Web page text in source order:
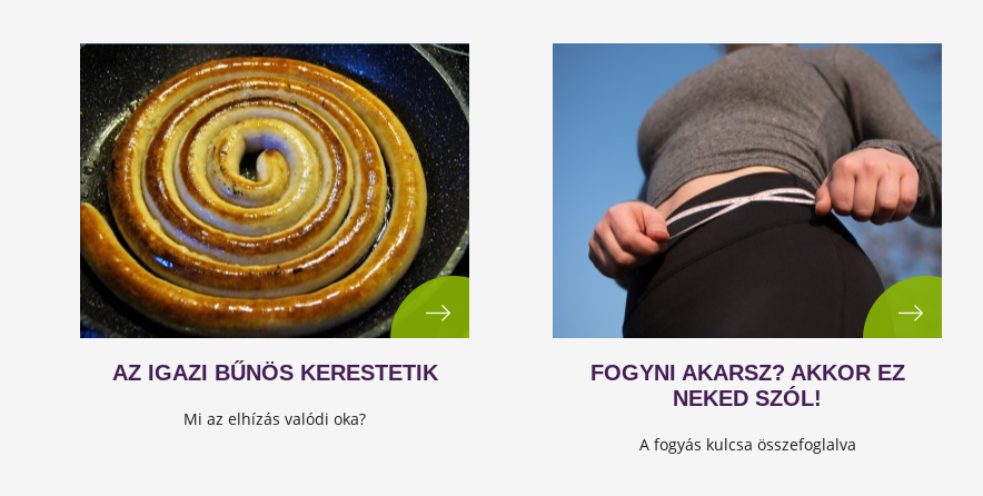
AZ IGAZI BŰNÖS KERESTETIK
Mi az elhízás valódi oka?
FOGYNI AKARSZ? AKKOR EZ
NEKED SZÓL!
A fogyás kulcsa összefoglalva